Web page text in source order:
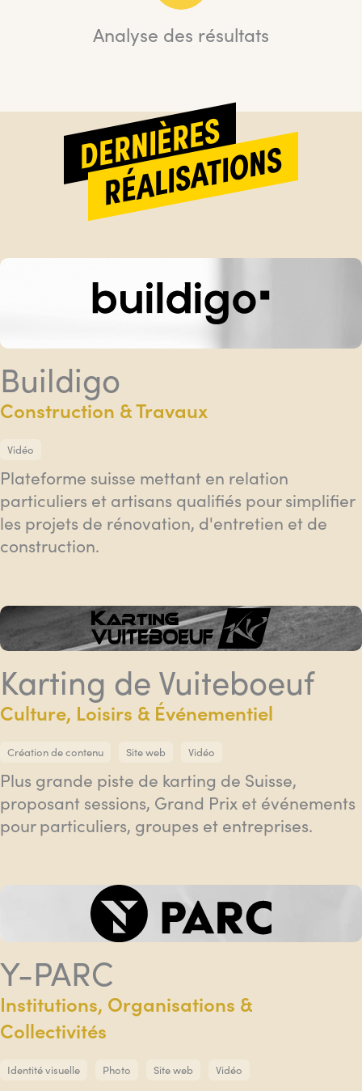
Analyse des résultats
DERNIÈRES
RÉALISATIONS
Buildigo
Construction & Travaux
Vidéo
Plateforme suisse mettant en relation
particuliers et artisans qualifiés pour simplifier
les projets de rénovation, d'entretien et de
construction.
Karting de Vuiteboeuf
Culture, Loisirs & Événementiel
Création de contenu Site web Vidéo
Plus grande piste de karting de Suisse,
proposant sessions, Grand Prix et événements
pour particuliers, groupes et entreprises.
Y-PARC
Institutions, Organisations &
Collectivités
Identité visuelle Photo Site web Vidéo